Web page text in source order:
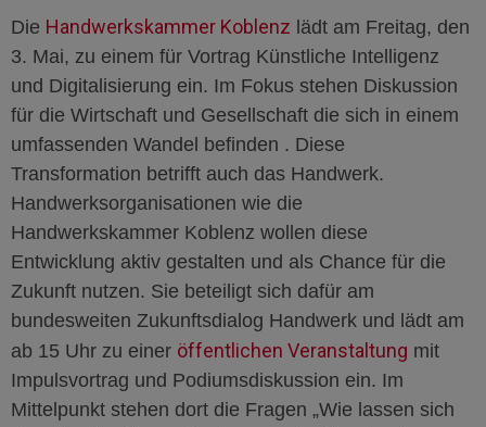
Die Handwerkskammer Koblenz lädt am Freitag, den
3. Mai, zu einem für Vortrag Künstliche Intelligenz
und Digitalisierung ein. Im Fokus stehen Diskussion
für die Wirtschaft und Gesellschaft die sich in einem
umfassenden Wandel befinden . Diese
Transformation betrifft auch das Handwerk.
Handwerksorganisationen wie die
Handwerkskammer Koblenz wollen diese
Entwicklung aktiv gestalten und als Chance für die
Zukunft nutzen. Sie beteiligt sich dafür am
bundesweiten Zukunftsdialog Handwerk und lädt am
ab 15 Uhr zu einer öffentlichen Veranstaltung mit
Impulsvortrag und Podiumsdiskussion ein. Im
Mittelpunkt stehen dort die Fragen „Wie lassen sich